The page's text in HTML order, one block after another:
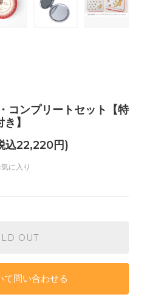
コンプリートセット【特
】
込22,220円)
気に入り
OUT
て問い合わせる